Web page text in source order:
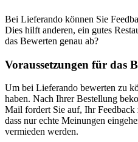
Bei Lieferando können Sie
Dies hilft anderen, ein gutes
das Bewerten genau ab?
Voraussetzungen für das
Um bei Lieferando bewerten zu
haben. Nach Ihrer Bestellung
Mail fordert Sie auf, Ihr
dass nur echte Meinungen
vermieden werden.